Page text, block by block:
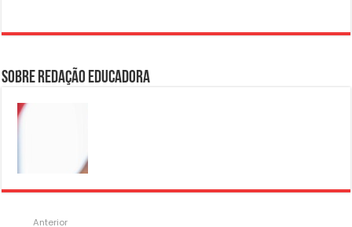
Sobre Redação Educadora
Anterior